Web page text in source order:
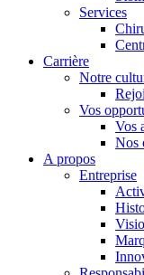
En dialogue avec
Services
Carrière
Notre
Vos
Vos
Nos
A propos
Entreprise